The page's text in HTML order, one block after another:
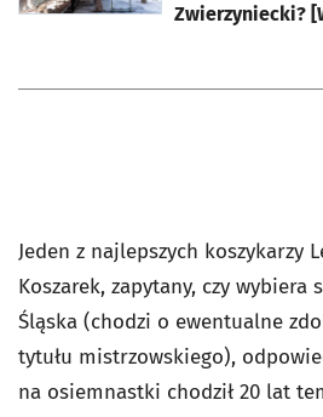
Zwierzyniecki?
Jeden z najlepszych koszykarzy
Koszarek, zapytany, czy wybiera
Śląska (chodzi o ewentualne
tytułu mistrzowskiego),
na osiemnastki chodził 20 lat